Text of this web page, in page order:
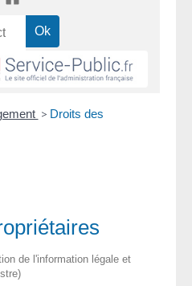
> Droits des
de l'information légale et